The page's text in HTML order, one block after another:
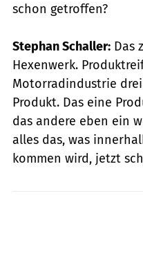
schon getroffen?
Stephan Schaller: Das
Hexenwerk.
Motorradindustrie
Produkt. Das eine
das andere eben ein
alles das, was
kommen wird, jetzt